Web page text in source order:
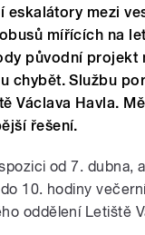
eskalátory mezi
mířících na
původní projekt
chybět. Službu
Václava Havla.
řešení.
od 7. dubna,
10. hodiny
oddělení Letiště